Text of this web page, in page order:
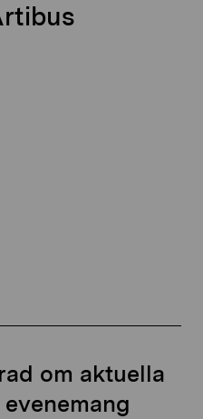
om aktuella